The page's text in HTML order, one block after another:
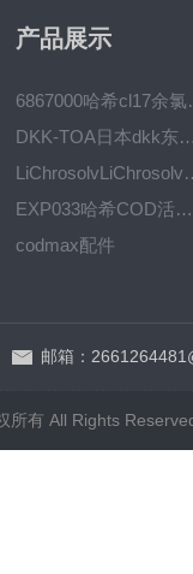
产品展示
6867000
DKK-TOA日本dkk东亚电
EXP033哈希COD活塞泵价格 EXP033
codmax配件
邮箱：
所有 All Rights